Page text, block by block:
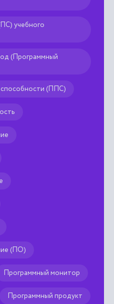
учебного
(Программный
(ППС)
(ПО)
Программный монитор
Программный продукт